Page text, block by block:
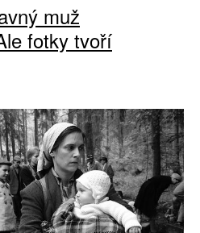
muž
fotky tvoří